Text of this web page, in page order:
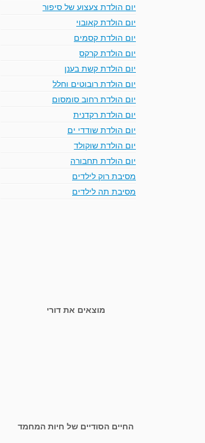
יום הולדת צעצוע של סיפור
יום הולדת קאובוי
יום הולדת קסמים
יום הולדת קרקס
יום הולדת קשת בענן
יום הולדת רובוטים וחלל
יום הולדת רחוב סומסום
יום הולדת רקדנית
יום הולדת שודדי ים
יום הולדת שוקולד
יום הולדת תחבורה
מסיבת רוק לילדים
מסיבת תה לילדים
מוצאים את דורי
החיים הסודיים של חיות המחמד